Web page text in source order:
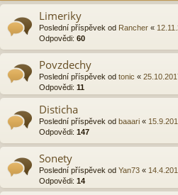
Limeriky
Poslední příspěvek od Rancher «
Odpovědi: 60
Povzdechy
Poslední příspěvek od tonic «
Odpovědi: 11
Disticha
Poslední příspěvek od baaari «
Odpovědi: 147
Sonety
Poslední příspěvek od Yan73 «
Odpovědi: 14